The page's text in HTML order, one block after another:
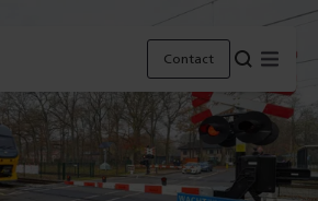
Contact Menu